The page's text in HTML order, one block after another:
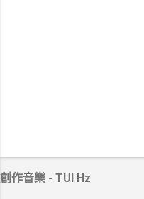
創作音樂 - TUI Hz